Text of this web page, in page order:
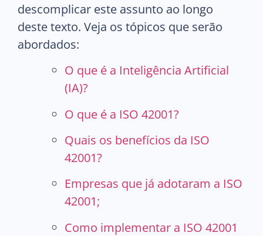
descomplicar este assunto ao longo
deste texto. Veja os tópicos que serão
abordados:
O que é a Inteligência Artificial
(IA)?
O que é a ISO 42001?
Quais os benefícios da ISO
42001?
Empresas que já adotaram a ISO
42001;
Como implementar a ISO 42001